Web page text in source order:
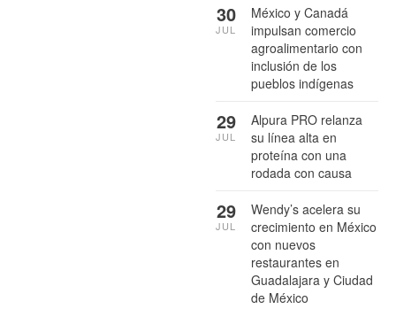
México y Canadá
impulsan comercio
agroalimentario con
inclusión de los
pueblos indígenas
30
JUL
Alpura PRO relanza
su línea alta en
proteína con una
rodada con causa
29
JUL
Wendy’s acelera su
crecimiento en México
con nuevos
restaurantes en
Guadalajara y Ciudad
de México
29
JUL